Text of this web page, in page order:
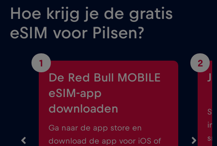
Hoe krijg je de gratis
eSIM voor Pilsen?
1
De Red Bull MOBILE
eSIM-app
downloaden
Ga naar de app store en
download de app voor iOS of
2